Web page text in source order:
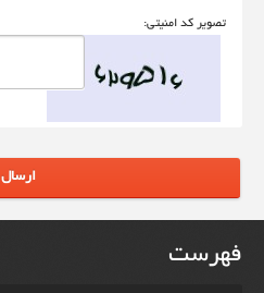
تصوير کد امنيتی:
ارسال
فهرست